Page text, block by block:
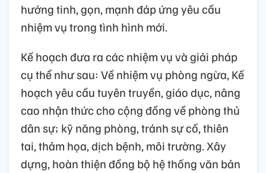
hướng tinh, gọn, mạnh đáp ứng yêu cầu
nhiệm vụ trong tình hình mới.
Kế hoạch đưa ra các nhiệm vụ và giải pháp
cụ thể như sau: Về nhiệm vụ phòng ngừa, Kế
hoạch yêu cầu tuyên truyền, giáo dục, nâng
cao nhận thức cho cộng đồng về phòng thủ
dân sự; kỹ năng phòng, tránh sự cố, thiên
tai, thảm họa, dịch bệnh, môi trường. Xây
dựng, hoàn thiện đồng bộ hệ thống văn bản